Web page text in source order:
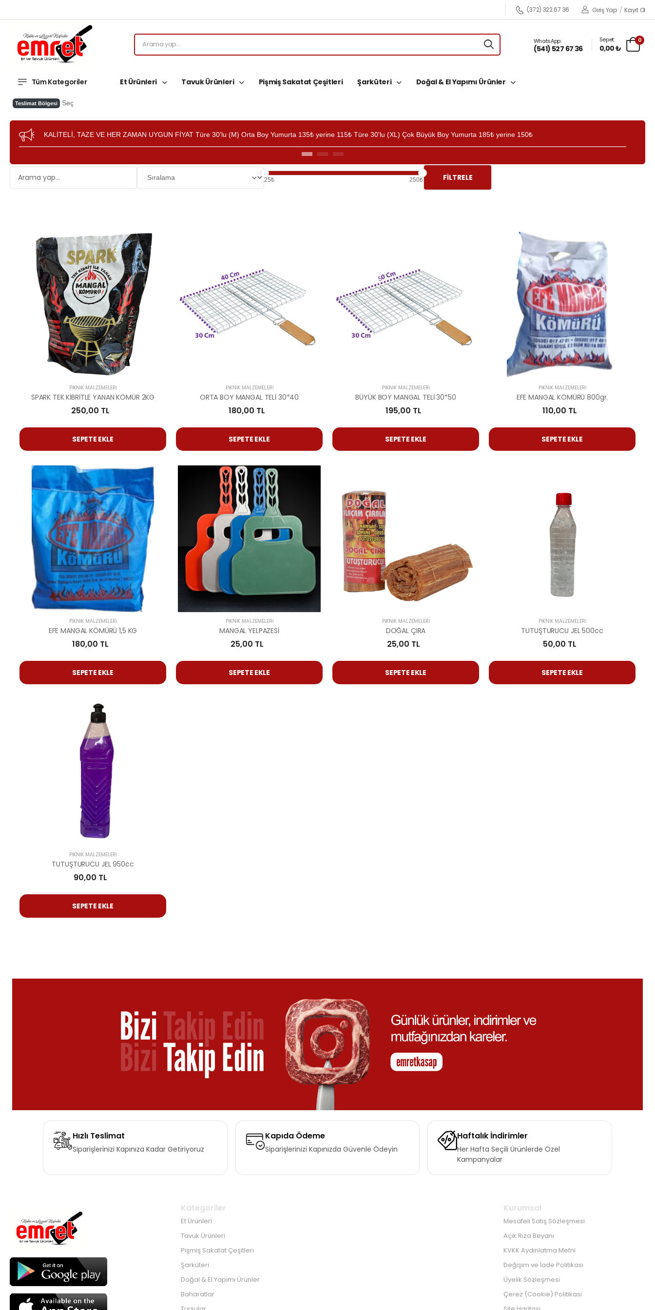
(372) 322 67 36 Giriş Yap / Kayıt Ol
WhatsApp:
(541) 527 67 36
Sepet:
0,00 ₺
0
Tüm Kategoriler Et Ürünleri Tavuk Ürünleri Pişmiş Sakatat Çeşitleri Şarküteri Doğal & El Yapımı Ürünler
Teslimat Bölgesi Seç
KALİTELİ, TAZE VE HER ZAMAN UYGUN FİYAT Türe 30'lu (M) Orta Boy Yumurta 135₺ yerine 115₺ Türe 30'lu (XL) Çok Büyük Boy Yumurta 185₺ yerine 150₺
25₺ 250₺ FILTRELE
PIKNIK MALZEMELERI
SPARK TEK KİBRİTLE YANAN KÖMÜR 2KG
250,00 TL
SEPETE EKLE
PIKNIK MALZEMELERI
ORTA BOY MANGAL TELİ 30*40
180,00 TL
SEPETE EKLE
PIKNIK MALZEMELERI
BÜYÜK BOY MANGAL TELİ 30*50
195,00 TL
SEPETE EKLE
PIKNIK MALZEMELERI
EFE MANGAL KÖMÜRÜ 800gr.
110,00 TL
SEPETE EKLE
PIKNIK MALZEMELERI
EFE MANGAL KÖMÜRÜ 1,5 KG
180,00 TL
SEPETE EKLE
PIKNIK MALZEMELERI
MANGAL YELPAZESİ
25,00 TL
SEPETE EKLE
PIKNIK MALZEMELERI
DOĞAL ÇIRA
25,00 TL
SEPETE EKLE
PIKNIK MALZEMELERI
TUTUŞTURUCU JEL 500cc
50,00 TL
SEPETE EKLE
PIKNIK MALZEMELERI
TUTUŞTURUCU JEL 950cc
90,00 TL
SEPETE EKLE
Hızlı Teslimat
Siparişlerinizi Kapınıza Kadar Getiriyoruz
Kapıda Ödeme
Siparişlerinizi Kapınızda Güvenle Ödeyin
Haftalık İndirimler
Her Hafta Seçili Ürünlerde Özel
Kampanyalar
Kategoriler
Et Ürünleri
Tavuk Ürünleri
Pişmiş Sakatat Çeşitleri
Şarküteri
Doğal & El Yapımı Ürünler
Baharatlar
Kurumsal
Mesafeli Satış Sözleşmesi
Açık Rıza Beyanı
KVKK Aydınlatma Metni
Değişim ve İade Politikası
Üyelik Sözleşmesi
Çerez (Cookie) Politikası